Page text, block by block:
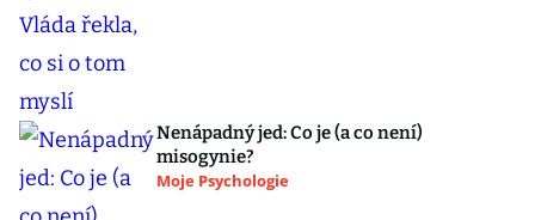
Nenápadný jed: Co je (a co není)
misogynie?
Moje Psychologie